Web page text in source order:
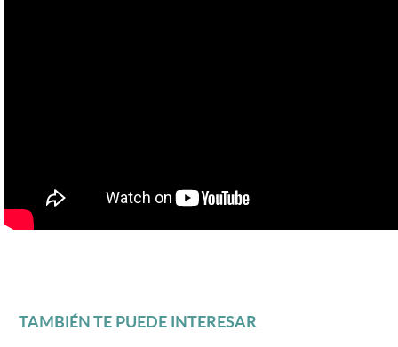
TAMBIÉN TE PUEDE INTERESAR